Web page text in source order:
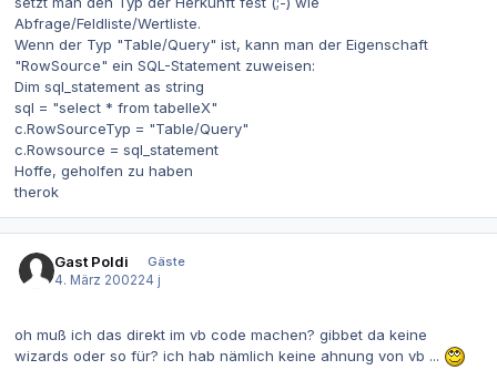
Abfrage/Feldliste/Wertliste.
Wenn der Typ "Table/Query" ist, kann man der Eigenschaft
"RowSource" ein SQL-Statement zuweisen:
Dim sql_statement as string
sql = "select * from tabelleX"
c.RowSourceTyp = "Table/Query"
c.Rowsource = sql_statement
Hoffe, geholfen zu haben
therok
Gast Poldi
Gäste
4. März 200224 j
oh muß ich das direkt im vb code machen? gibbet da keine
wizards oder so für? ich hab nämlich keine ahnung von vb ...